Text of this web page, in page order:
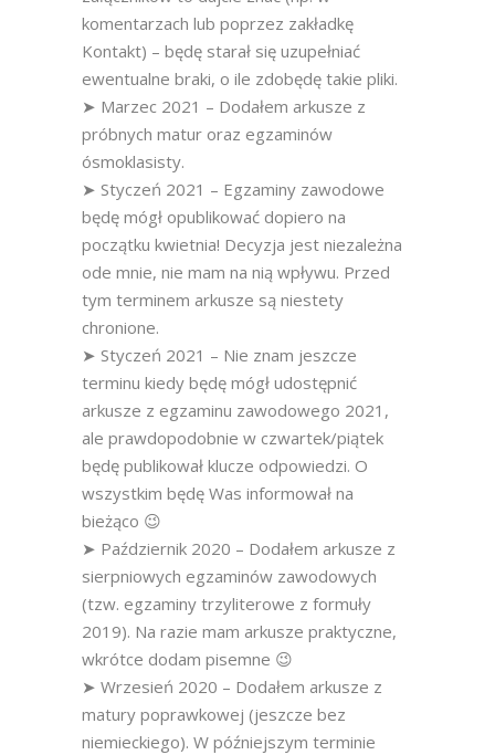
komentarzach lub poprzez zakładkę
Kontakt) – będę starał się uzupełniać
ewentualne braki, o ile zdobędę takie pliki.
➤ Marzec 2021 – Dodałem arkusze z
próbnych matur oraz egzaminów
ósmoklasisty.
➤ Styczeń 2021 – Egzaminy zawodowe
będę mógł opublikować dopiero na
początku kwietnia! Decyzja jest niezależna
ode mnie, nie mam na nią wpływu. Przed
tym terminem arkusze są niestety
chronione.
➤ Styczeń 2021 – Nie znam jeszcze
terminu kiedy będę mógł udostępnić
arkusze z egzaminu zawodowego 2021,
ale prawdopodobnie w czwartek/piątek
będę publikował klucze odpowiedzi. O
wszystkim będę Was informował na
bieżąco 😉
➤ Październik 2020 – Dodałem arkusze z
sierpniowych egzaminów zawodowych
(tzw. egzaminy trzyliterowe z formuły
2019). Na razie mam arkusze praktyczne,
wkrótce dodam pisemne 😉
➤ Wrzesień 2020 – Dodałem arkusze z
matury poprawkowej (jeszcze bez
niemieckiego). W późniejszym terminie